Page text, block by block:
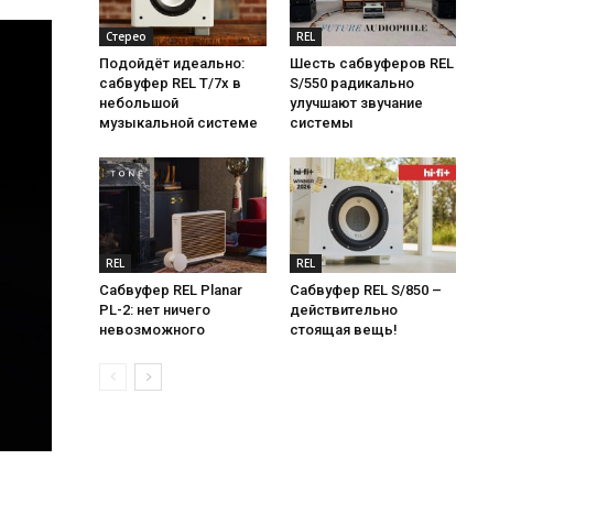
Стерео
Подойдёт идеально:
сабвуфер REL T/7x в
небольшой
музыкальной системе
REL
Шесть сабвуферов REL
S/550 радикально
улучшают звучание
системы
REL
Сабвуфер REL Planar
PL-2: нет ничего
невозможного
REL
Сабвуфер REL S/850 –
действительно
стоящая вещь!